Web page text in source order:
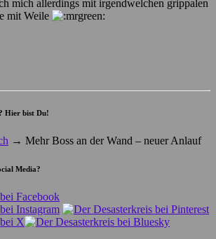
mich allerdings mit irgendwelchen grippalen
mit Weile
Hier bist Du!
→ Mehr Boss an der Wand – neuer Anlauf
Media?